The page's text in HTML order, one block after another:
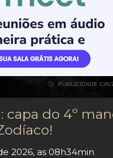
 PUBLICIDADE
capa do 4º
2026, as 08h34min